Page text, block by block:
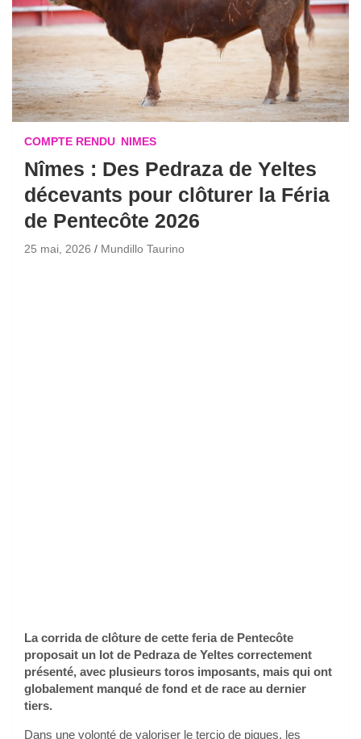
COMPTE RENDU NIMES
Nîmes : Des Pedraza de Yeltes
décevants pour clôturer la Féria
de Pentecôte 2026
25 mai, 2026 Mundillo Taurino
La corrida de clôture de cette feria de Pentecôte
proposait un lot de Pedraza de Yeltes correctement
présenté, avec plusieurs toros imposants, mais qui ont
globalement manqué de fond et de race au dernier
tiers.
Dans une volonté de valoriser le tercio de piques, les